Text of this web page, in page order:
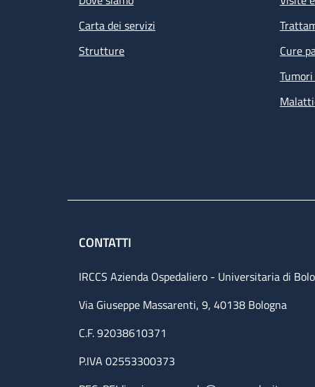
Carta dei servizi
Strutture
Cure
CONTATTI
IRCCS Azienda Ospedaliero - Universitaria di
Via Giuseppe Massarenti, 9, 40138 Bologna
C.F. 92038610371
P.IVA 02553300373